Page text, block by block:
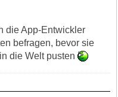
die App-Entwickler
befragen, bevor sie
die Welt pusten